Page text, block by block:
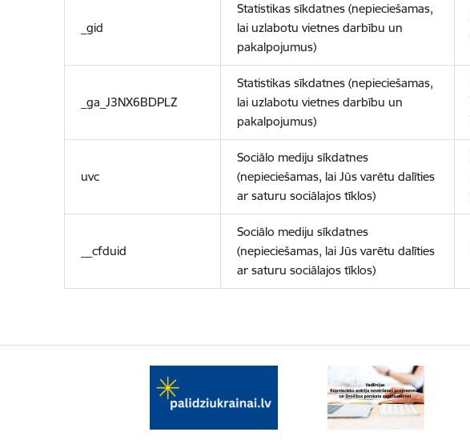
_gid
Statistikas sīkdatnes (nepieciešamas,
lai uzlabotu vietnes darbību un
pakalpojumus)
_ga_J3NX6BDPLZ
Statistikas sīkdatnes (nepieciešamas,
lai uzlabotu vietnes darbību un
pakalpojumus)
uvc
Sociālo mediju sīkdatnes
(nepieciešamas, lai Jūs varētu dalīties
ar saturu sociālajos tīklos)
__cfduid
Sociālo mediju sīkdatnes
(nepieciešamas, lai Jūs varētu dalīties
ar saturu sociālajos tīklos)